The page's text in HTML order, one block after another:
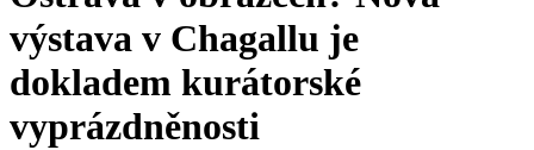
výstava v Chagallu je
dokladem kurátorské
vyprázdněnosti